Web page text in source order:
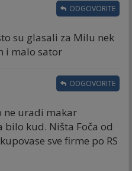
su glasali za Milu nek
i malo sator
ODGOVORITE
ne uradi makar
bilo kud. Ništa Foča od
sve firme po RS
ODGOVORITE